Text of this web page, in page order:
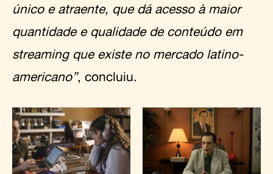
único e atraente, que dá acesso à maior
quantidade e qualidade de conteúdo em
streaming que existe no mercado latino-
americano”, concluiu.